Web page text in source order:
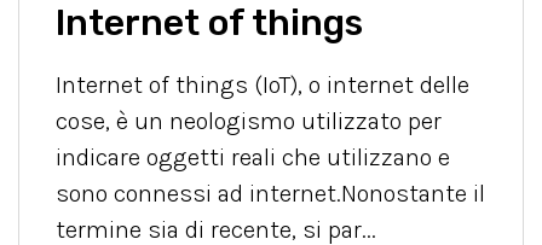
Internet of things
Internet of things (IoT), o internet delle
cose, è un neologismo utilizzato per
indicare oggetti reali che utilizzano e
sono connessi ad internet.Nonostante il
termine sia di recente, si par...